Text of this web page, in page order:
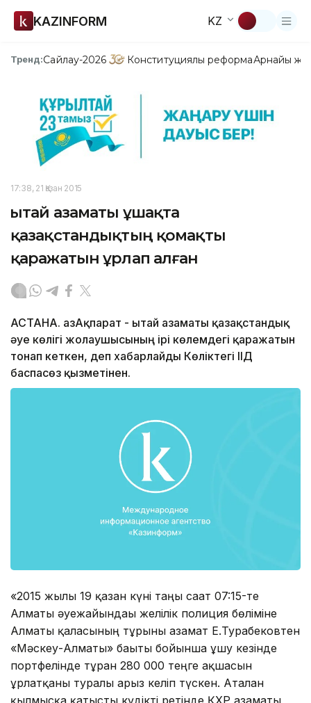
KAZINFORM KZ
Тренд:Сайлау-2026 Конституциялық реформаАрнайы
17:38, 21 Қазан 2015
Қытай азаматы ұшақта
қазақстандықтың қомақты
қаражатын ұрлап алған
АСТАНА. ҚазАқпарат - Қытай азаматы қазақстандық
әуе көлігі жолаушысының ірі көлемдегі қаражатын
тонап кеткен, деп хабарлайды Көліктегі ІІД
баспасөз қызметінен.
«2015 жылғы 19 қазан күні таңғы сағат 07:15-те
Алматы әуежайындағы желілік полиция бөліміне
Алматы қаласының тұрғыны азамат Е.Турабековтен
«Мәскеу-Алматы» бағыты бойынша ұшу кезінде
портфелінде тұрған 280 000 теңге ақшасын
ұрлатқаны туралы арыз келіп түскен. Аталған
қылмысқа қатысты күдікті ретінде ҚХР азаматы